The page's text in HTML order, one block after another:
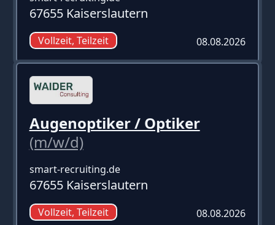
67655 Kaiserslautern
Vollzeit, Teilzeit 08.08.2026
Augenoptiker / Optiker
(m/w/d)
smart-recruiting.de
67655 Kaiserslautern
Vollzeit, Teilzeit 08.08.2026